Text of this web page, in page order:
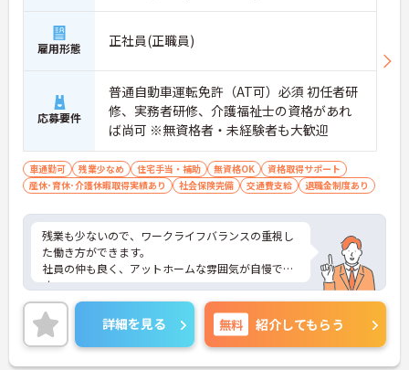
雇用形態 正社員(正職員)
応募要件
普通自動車運転免許（AT可）必須 初任者研
修、実務者研修、介護福祉士の資格があれ
ば尚可 ※無資格者・未経験者も大歓迎
車通勤可 残業少なめ 住宅手当・補助 無資格OK
資格取得サポート
産休･育休･介護休暇取得実績あり
社会保険完備 交通費支給 退職金制度あり
残業も少ないので、ワークライフバランスの重視し
た働き方ができます。
社員の仲も良く、アットホームな雰囲気が自慢で
す。
ご興味ある方には、面接対策ポイントなど、詳細を
お話しいたしますのでお気軽にご相談ください。
詳細を見る 無料 紹介してもらう